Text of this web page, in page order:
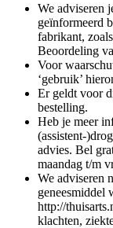
We adviseren
geïnformeerd
fabrikant,
Beoordeling
Voor
‘gebruik’
Er geldt voor
bestelling.
Heb je meer
(assistent-
advies. Bel
maandag t/m
We adviseren
geneesmiddel
http://
klachten,